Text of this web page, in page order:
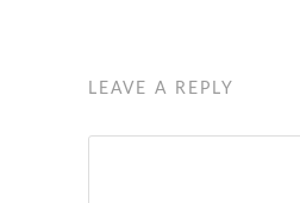
LEAVE A REPLY